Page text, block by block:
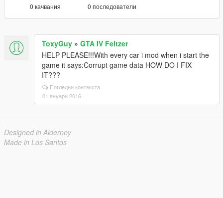
0 качвания 0 последователи
ToxyGuy » GTA IV Feltzer
HELP PLEASE!!!With every car i mod when i start the
game it says:Corrupt game data HOW DO I FIX
IT???
Погледни контекста
01 януари 2016
Designed in Alderney
Made in Los Santos